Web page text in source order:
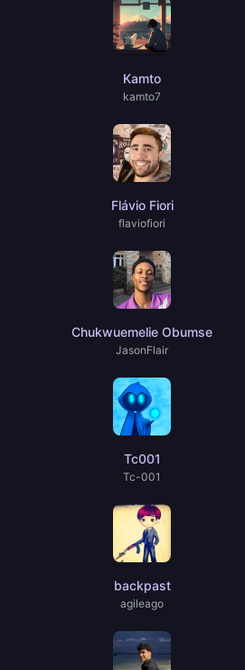
Kamto
kamto7
Flávio Fiori
flaviofiori
Chukwuemelie Obumse
JasonFlair
Tc001
Tc-001
backpast
agileago